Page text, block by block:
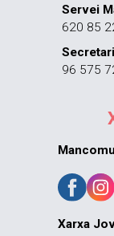
Servei
620 85
96 575
Xarxa